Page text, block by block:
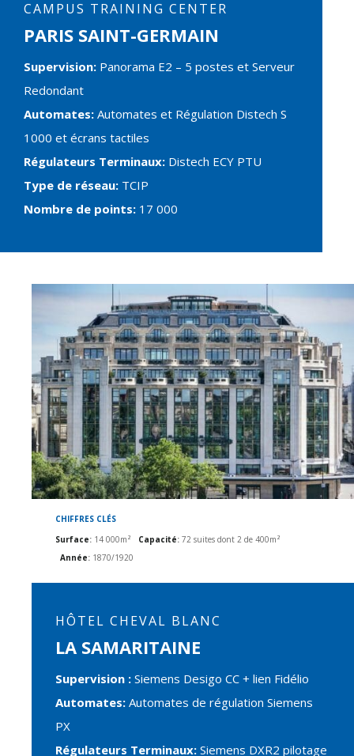
CAMPUS TRAINING CENTER
PARIS SAINT-GERMAIN
Supervision: Panorama E2 – 5 postes et Serveur
Redondant
Automates: Automates et Régulation Distech S
1000 et écrans tactiles
Régulateurs Terminaux: Distech ECY PTU
Type de réseau: TCIP
Nombre de points: 17 000
CHIFFRES CLÉS
Surface: 14 000m² Capacité: 72 suites dont 2 de 400m²
Année: 1870/1920
HÔTEL CHEVAL BLANC
LA SAMARITAINE
Supervision : Siemens Desigo CC + lien Fidélio
Automates: Automates de régulation Siemens
PX
Régulateurs Terminaux: Siemens DXR2 pilotage